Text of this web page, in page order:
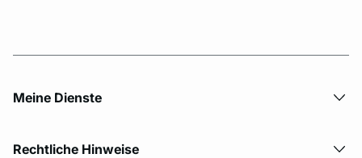
Meine Dienste
Rechtliche Hinweise